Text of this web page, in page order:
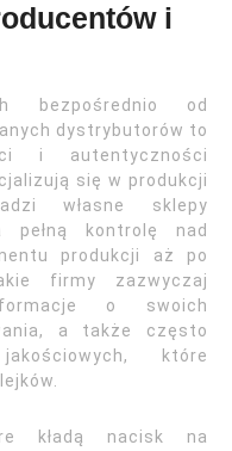
i
bezpośrednio od
dystrybutorów to
i autentyczności
się w produkcji
własne sklepy
kontrolę nad
produkcji aż po
firmy zazwyczaj
o swoich
a także często
które
kładą nacisk na